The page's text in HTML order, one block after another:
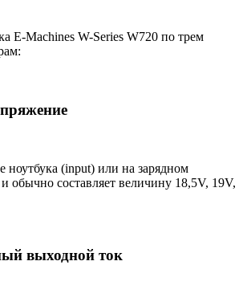
E-Machines W-Series W720 по трем
ноутбука (input) или на зарядном
обычно составляет величину 18,5V, 19V,
выходной ток